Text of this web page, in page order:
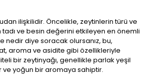
ilişkilidir. Öncelikle, zeytinlerin türü ve
tadı ve besin değerini etkileyen en önemli
nedir diye soracak olursanız, bu,
aroma ve asidite gibi özellikleriyle
bir zeytinyağı, genellikle parlak yeşil
ve yoğun bir aromaya sahiptir.